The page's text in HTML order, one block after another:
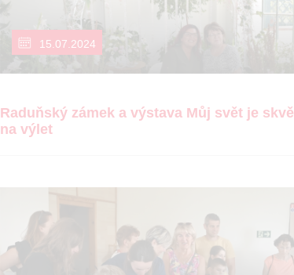
15.07.2024
Raduňský zámek a výstava Můj svět je
na výlet